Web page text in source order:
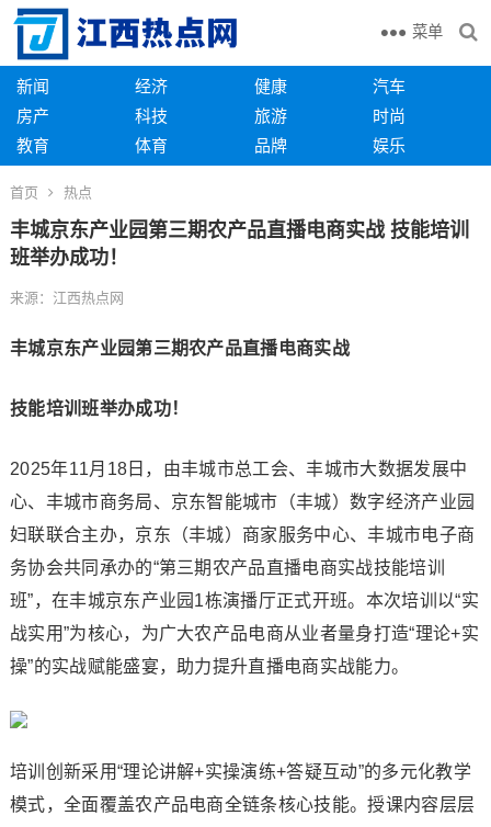
菜单
新闻 经济 健康
汽车
房产
科技 旅游
时尚
教育
体育 品牌 娱乐
首页 热点
丰城京东产业园第三期农产品直播电商实战 技能培训
班举办成功！
来源：江西热点网
丰城京东产业园第三期农产品直播电商实战
技能培训班举办成功！
2025年11月18日，由丰城市总工会、丰城市大数据发展中
心、丰城市商务局、京东智能城市（丰城）数字经济产业园
妇联联合主办，京东（丰城）商家服务中心、丰城市电子商
务协会共同承办的“第三期农产品直播电商实战技能培训
班”，在丰城京东产业园1栋演播厅正式开班。本次培训以“实
战实用”为核心，为广大农产品电商从业者量身打造“理论+实
操”的实战赋能盛宴，助力提升直播电商实战能力。
培训创新采用“理论讲解+实操演练+答疑互动”的多元化教学
模式，全面覆盖农产品电商全链条核心技能。授课内容层层